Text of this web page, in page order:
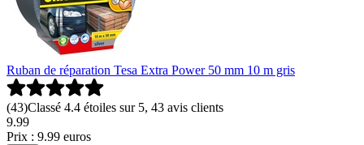
Ruban de réparation Tesa Extra Power 50 mm 10 m gris
(43)Classé 4.4 étoiles sur 5, 43 avis clients
9.99
Prix : 9.99 euros